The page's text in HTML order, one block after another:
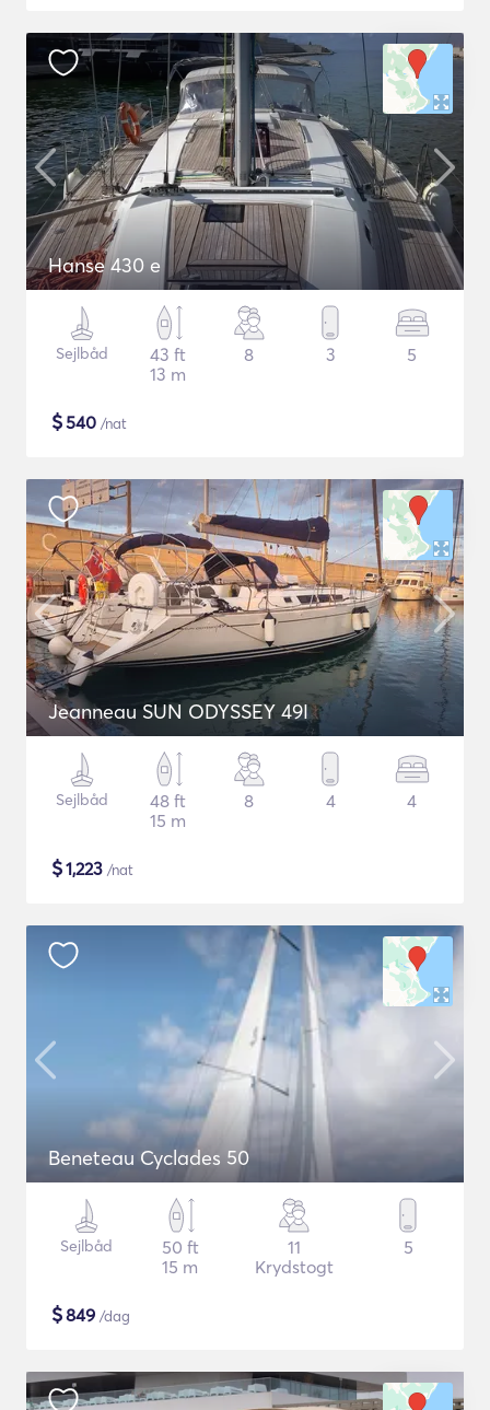
Hanse 430 e
Sejlbåd
43 ft
13 m
8 3 5
$540 /nat
Jeanneau SUN ODYSSEY 49I
Sejlbåd
48 ft
15 m
8 4 4
$1,223 /nat
Beneteau Cyclades 50
Sejlbåd
50 ft
15 m
11
Krydstogt
5
$849 /dag